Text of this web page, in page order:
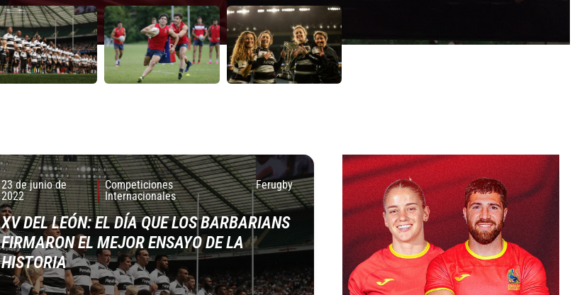
23 de junio de
2022
Competiciones
Internacionales
Ferugby
XV DEL LEÓN: EL DÍA QUE LOS BARBARIANS
FIRMARON EL MEJOR ENSAYO DE LA
HISTORIA